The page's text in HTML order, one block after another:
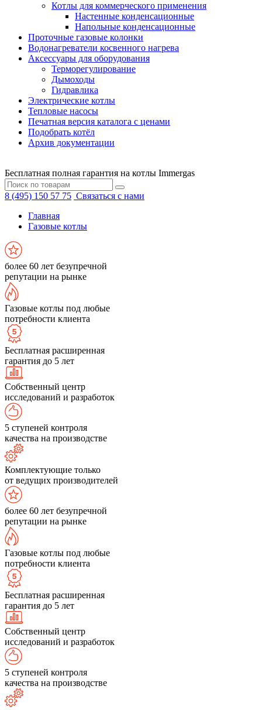
Котлы для коммерческого применения
Настенные конденсационные
Напольные конденсационные
Проточные газовые колонки
Водонагреватели косвенного нагрева
Аксессуары для оборудования
Терморегулирование
Дымоходы
Гидравлика
Электрические котлы
Тепловые насосы
Печатная версия каталога с ценами
Подобрать котёл
Архив документации
Бесплатная полная гарантия на котлы Immergas
8 (495) 150 57 75 Связаться с нами
Главная
Газовые котлы
более 60 лет безупречной
репутации на рынке
Газовые котлы под любые
потребности клиента
Бесплатная расширенная
гарантия до 5 лет
Собственный центр
исследований и разработок
5 ступеней контроля
качества на производстве
Комплектующие только
от ведущих производителей
более 60 лет безупречной
репутации на рынке
Газовые котлы под любые
потребности клиента
Бесплатная расширенная
гарантия до 5 лет
Собственный центр
исследований и разработок
5 ступеней контроля
качества на производстве